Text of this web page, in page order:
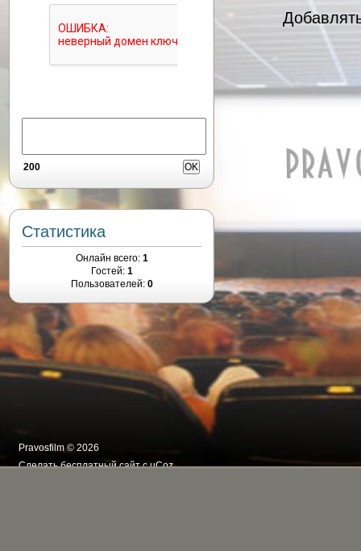
200
Статистика
Онлайн всего: 1
Гостей: 1
Пользователей: 0
Pravosfilm © 2026
Сделатьбесплатный сайтсuCoz